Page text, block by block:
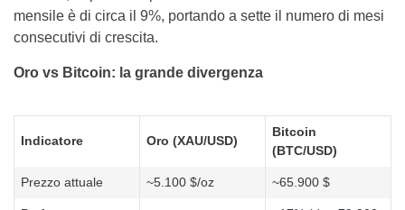
mensile è di circa il 9%, portando a sette il numero di mesi
consecutivi di crescita.
Oro vs Bitcoin: la grande divergenza
Indicatore Oro (XAU/USD)
Bitcoin
(BTC/USD)
Prezzo attuale ~5.100 $/oz ~65.900 $